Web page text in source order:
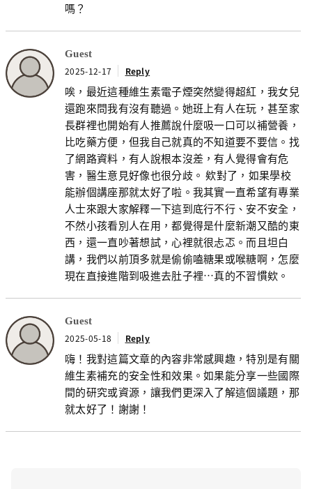
嗎？
Guest
2025-12-17 Reply
唉，最近這種維生素電子煙突然變得超紅，我女兒
還跑來問我有沒有聽過。她班上有人在玩，甚至家
長群裡也開始有人推薦說什麼吸一口可以補營養，
比吃藥方便，但我自己就真的不知道要不要信。找
了網路資料，有人說根本沒差，有人覺得會有危
害，醫生意見好像也很分歧。 欸對了，如果學校
能辦個講座那就太好了啦。我其實一直希望有專業
人士來跟大家解釋一下這到底行不行、安不安全，
不然小孩看別人在用，都覺得是什麼新潮又酷的東
西，還一直吵著想試，心裡就很忐忑。而且坦白
講，我們以前頂多就是偷偷嗑糖果或喉糖啊，怎麼
現在直接進階到吸進去肚子裡…真的不習慣欸。
Guest
2025-05-18 Reply
嗨！我對這篇文章的內容非常感興趣，特別是有關
維生素補充的安全性和效果。如果能分享一些國際
間的研究或資源，讓我們更深入了解這個議題，那
就太好了！謝謝！